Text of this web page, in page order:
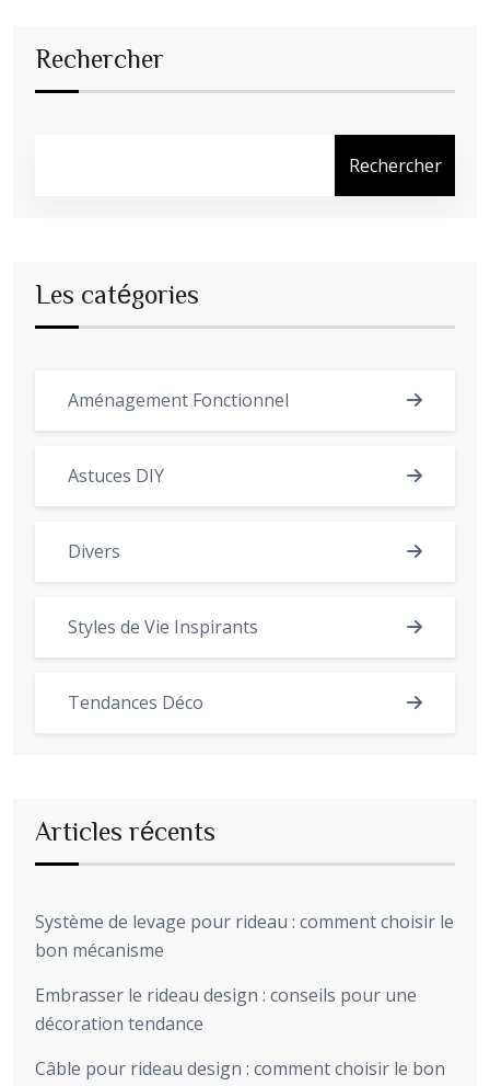
Rechercher
Rechercher
Les catégories
Aménagement Fonctionnel
Astuces DIY
Divers
Styles de Vie Inspirants
Tendances Déco
Articles récents
Système de levage pour rideau : comment choisir le
bon mécanisme
Embrasser le rideau design : conseils pour une
décoration tendance
Câble pour rideau design : comment choisir le bon